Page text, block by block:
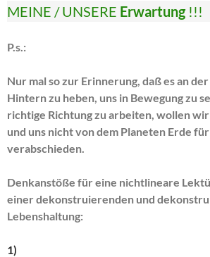
MEINE / UNSERE Erwartung!!!
P.s.:
Nur mal so zur Erinnerung, daß es an
Hintern zu heben, uns in Bewegung zu
richtige Richtung zu arbeiten, wollen
und uns nicht von dem Planeten Erde
verabschieden.
Denkanstöße für eine nichtlineare
einer dekonstruierenden und
Lebenshaltung:
1)